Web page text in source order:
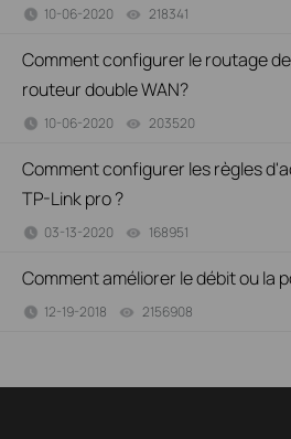
10-06-2020 218341
Comment configurer le routage
routeur double WAN?
10-06-2020 203520
Comment configurer les règles
TP-Link pro ?
03-13-2020 168951
Comment améliorer le débit ou la
12-19-2018 2156908